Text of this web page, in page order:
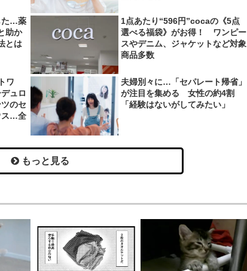
た…薬
助か
とは
1点あたり“596円”cocaの《5点
選べる福袋》がお得！ ワンピー
スやデニム、ジャケットなど対象
商品多数
ワ
ュロ
のセ
ス…全
夫婦別々に…「セパレート帰省」
が注目を集める 女性の約4割
「経験はないがしてみたい」
もっと見る